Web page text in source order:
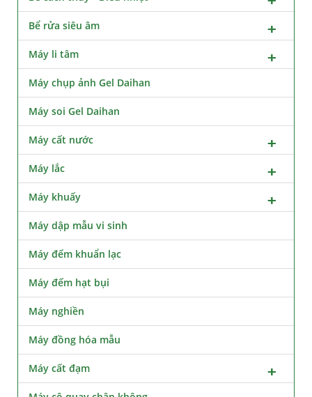
Bể rửa siêu âm
Máy li tâm
Máy chụp ảnh Gel Daihan
Máy soi Gel Daihan
Máy cất nước
Máy lắc
Máy khuấy
Máy dập mẫu vi sinh
Máy đếm khuẩn lạc
Máy đếm hạt bụi
Máy nghiền
Máy đồng hóa mẫu
Máy cất đạm